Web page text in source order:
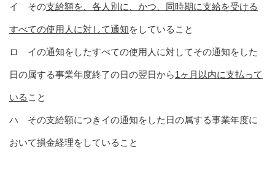
イ その支給額を、各人別に、かつ、同時期に支給を受ける
すべての使用人に対して通知をしていること
ロ イの通知をしたすべての使用人に対してその通知をした
日の属する事業年度終了の日の翌日から1ヶ月以内に支払って
いる こと
ハ その支給額につきイの通知をした日の属する事業年度に
おいて損金経理をしていること